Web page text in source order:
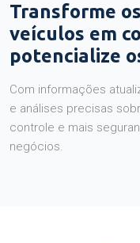
Transforme
veículos em
potencialize
Com informações
e análises precisas
controle e mais
negócios.